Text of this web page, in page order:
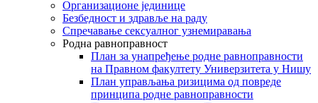
Организационе јединице
Безбедност и здравље на раду
Спречавање сексуалног узнемиравања
Родна равноправност
План за унапређење родне равноправности
на Правном факултету Универзитета у Нишу
План управљања ризицима од повреде
принципа родне равноправности